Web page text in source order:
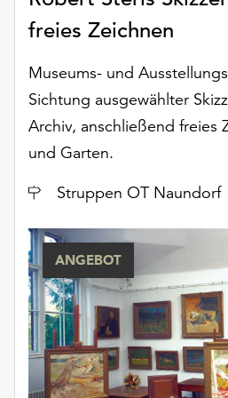
freies Zeichnen
Museums- und
Sichtung ausgewählter
Archiv, anschließend freies
und Garten.
Ort
Struppen OT Naundorf
ANGEBOT